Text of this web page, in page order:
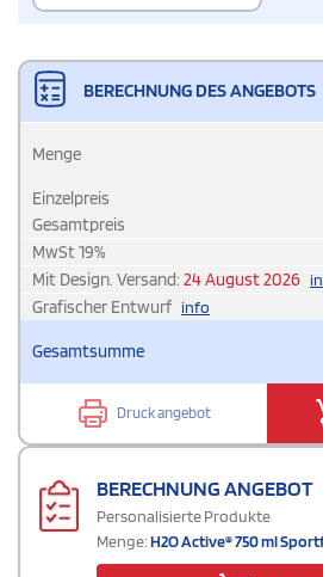
BERECHNUNG DES ANGEBOTS
Menge
Einzelpreis
Gesamtpreis
MwSt19%
Mit Design. Versand: 24 August 2026
Grafischer Entwurf info
Gesamtsumme
Druck angebot
BERECHNUNG ANGEBOT
Personalisierte Produkte
Menge:H2O Active® 750 ml